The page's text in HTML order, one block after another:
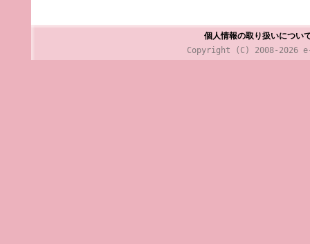
個人情報の取り扱いについ
Copyright (C) 2008-